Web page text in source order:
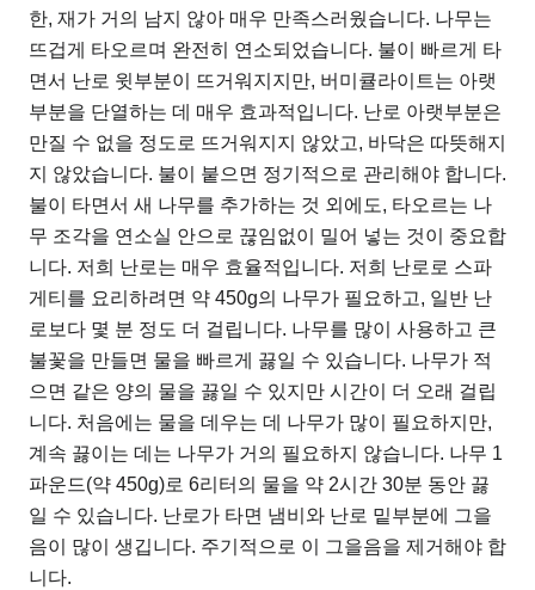
한, 재가 거의 남지 않아 매우 만족스러웠습니다. 나무는
뜨겁게 타오르며 완전히 연소되었습니다. 불이 빠르게 타
면서 난로 윗부분이 뜨거워지지만, 버미큘라이트는 아랫
부분을 단열하는 데 매우 효과적입니다. 난로 아랫부분은
만질 수 없을 정도로 뜨거워지지 않았고, 바닥은 따뜻해지
지 않았습니다. 불이 붙으면 정기적으로 관리해야 합니다.
불이 타면서 새 나무를 추가하는 것 외에도, 타오르는 나
무 조각을 연소실 안으로 끊임없이 밀어 넣는 것이 중요합
니다. 저희 난로는 매우 효율적입니다. 저희 난로로 스파
게티를 요리하려면 약 450g의 나무가 필요하고, 일반 난
로보다 몇 분 정도 더 걸립니다. 나무를 많이 사용하고 큰
불꽃을 만들면 물을 빠르게 끓일 수 있습니다. 나무가 적
으면 같은 양의 물을 끓일 수 있지만 시간이 더 오래 걸립
니다. 처음에는 물을 데우는 데 나무가 많이 필요하지만,
계속 끓이는 데는 나무가 거의 필요하지 않습니다. 나무 1
파운드(약 450g)로 6리터의 물을 약 2시간 30분 동안 끓
일 수 있습니다. 난로가 타면 냄비와 난로 밑부분에 그을
음이 많이 생깁니다. 주기적으로 이 그을음을 제거해야 합
니다.